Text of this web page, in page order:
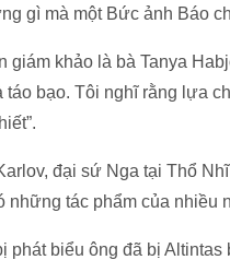
gì mà một Bức ảnh Báo
giám khảo là bà Tanya
táo bạo. Tôi nghĩ rằng lựa
đại sứ Nga tại Thổ
những tác phẩm của
phát biểu ông đã bị